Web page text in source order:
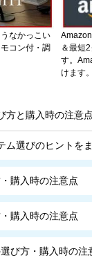
なかっこい
コン付・調
＆最短
す。
けます。
方と購入時の注意点
ム選びのヒントを
購入時の注意点
購入時の注意点
び方・購入時の注